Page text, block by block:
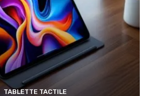
TABLETTE TACTILE